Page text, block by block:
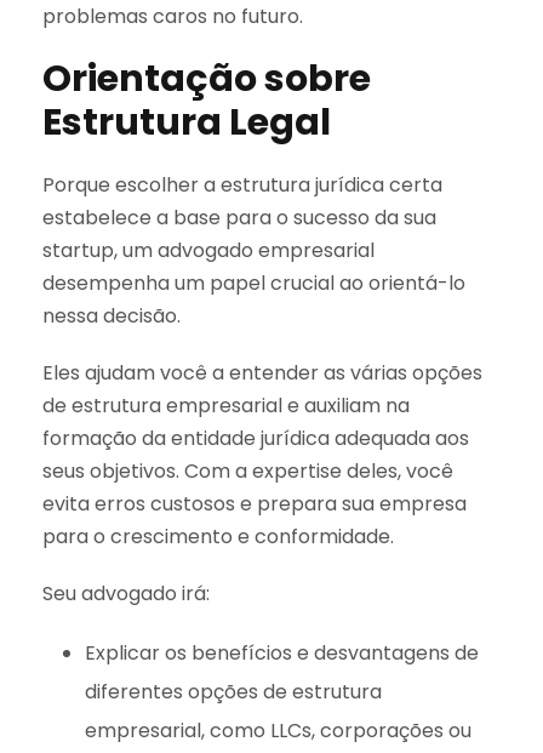
problemas caros no futuro.
Orientação sobre
Estrutura Legal
Porque escolher a estrutura jurídica certa
estabelece a base para o sucesso da sua
startup, um advogado empresarial
desempenha um papel crucial ao orientá-lo
nessa decisão.
Eles ajudam você a entender as várias opções
de estrutura empresarial e auxiliam na
formação da entidade jurídica adequada aos
seus objetivos. Com a expertise deles, você
evita erros custosos e prepara sua empresa
para o crescimento e conformidade.
Seu advogado irá:
Explicar os benefícios e desvantagens de
diferentes opções de estrutura
empresarial, como LLCs, corporações ou